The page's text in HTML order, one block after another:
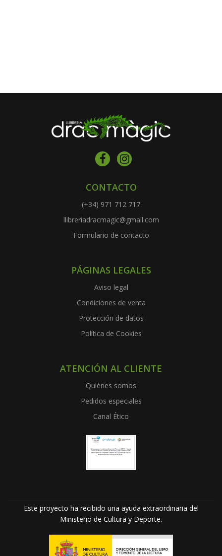
CONTACTO
(+34) 971 712 717
llibreriadracmagic@gmail.com
Formulario de contacto
PÁGINAS LEGALES
Aviso legal
Condiciones de venta
Protección de datos
Política de Cookies
ATENCIÓN AL CLIENTE
Quiénes somos
Pedidos especiales
Canal Ético
Este proyecto ha recibido una ayuda extraordinaria del
Ministerio de Cultura y Deporte.